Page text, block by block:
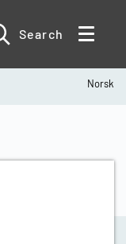
Search
Norsk